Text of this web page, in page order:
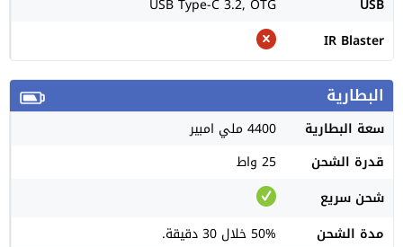
IR Blaster
البطارية
سعة البطارية
4400 ملي امبير
قدرة الشحن
25 واط
شحن سريع
مدة الشحن
50% خلال 30 دقيقة.